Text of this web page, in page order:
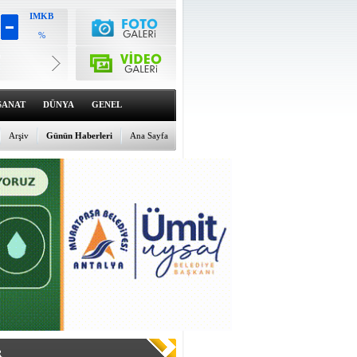
IMKB
%
6504.03
%0.18
Dolar
47.5597
%0
Euro
55.059
%0.15
DÜNYA GENEL
Ana Sayfa
Günün Haberleri
Arşiv